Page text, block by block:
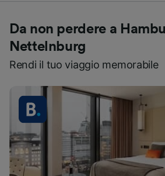
Da non perdere a
Nettelnburg
Rendi il tuo viaggio memorabile